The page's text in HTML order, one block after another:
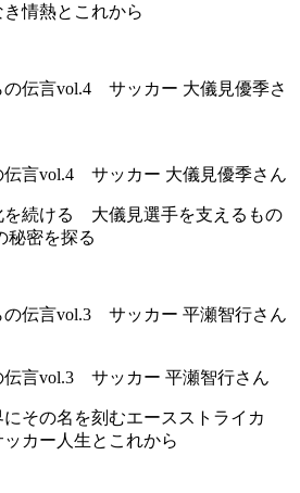
情熱とこれから
伝言vol.4 サッカー 大儀見優季さん
を続ける 大儀見選手を支えるもの
秘密を探る
伝言vol.3 サッカー 平瀬智行さん
その名を刻むエースストライカ
カー人生とこれから